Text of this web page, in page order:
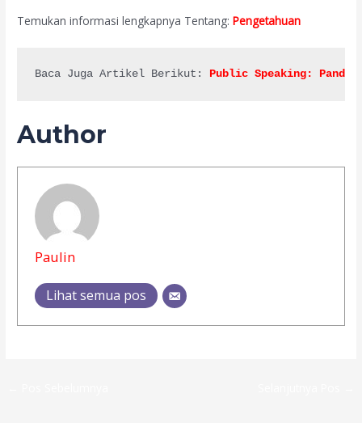
Temukan informasi lengkapnya Tentang:Pengetahuan
Baca Juga Artikel Berikut: Public Speaking:
Author
Paulin
Lihat semua pos